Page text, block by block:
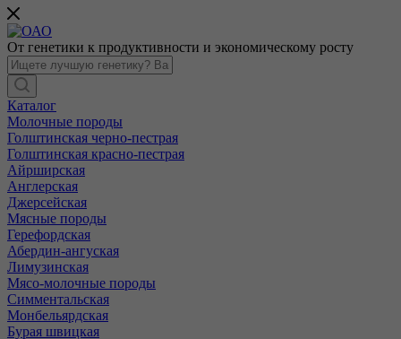
От генетики к продуктивности и экономическому росту
Каталог
Молочные породы
Голштинская черно-пестрая
Голштинская красно-пестрая
Айрширская
Англерская
Джерсейская
Мясные породы
Герефордская
Абердин-ангуская
Лимузинская
Мясо-молочные породы
Симментальская
Монбельярдская
Бурая швицкая